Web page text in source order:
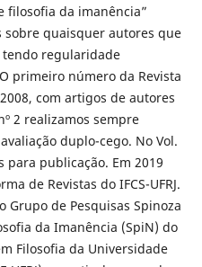
filosofia da imanência”
sobre quaisquer autores que
tendo regularidade
primeiro número da Revista
com artigos de autores
2 realizamos sempre
duplo-cego. No Vol.
para publicação. Em 2019
de Revistas do IFCS-UFRJ.
Grupo de Pesquisas Spinoza
da Imanência (SpiN) do
Filosofia da Universidade